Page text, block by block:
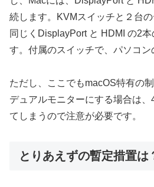
続します。KVMスイッチと２台の
同じくDisplayPort と HDMI の2
す。付属のスイッチで、パソコン
ただし、ここでもmacOS特有の
デュアルモニターにする場合は
てしまうので注意が必要です。
とりあえずの暫定措置は